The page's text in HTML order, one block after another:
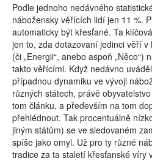
Podle jednoho nedávného
nábožensky věřících lidí jen 11 %.
automaticky být křesťané. Ta
jen to, zda dotazovaní jedinci věří v
(či „Energii“, anebo aspoň
takto věřícími. Když nedávno
případnou dynamiku ve vývoji
různých státech, právě
tom článku, a především na tom
přehlédnout. Tak procentuálně
jiným státům) se ve sledovaném
spíše jako omyl. Už pro ty různé
tradice za ta staletí křesťanské víry